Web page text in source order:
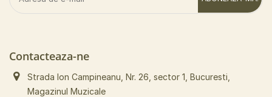
Contacteaza-ne
Strada Ion Campineanu, Nr. 26, sector 1, Bucuresti,
Magazinul Muzicale